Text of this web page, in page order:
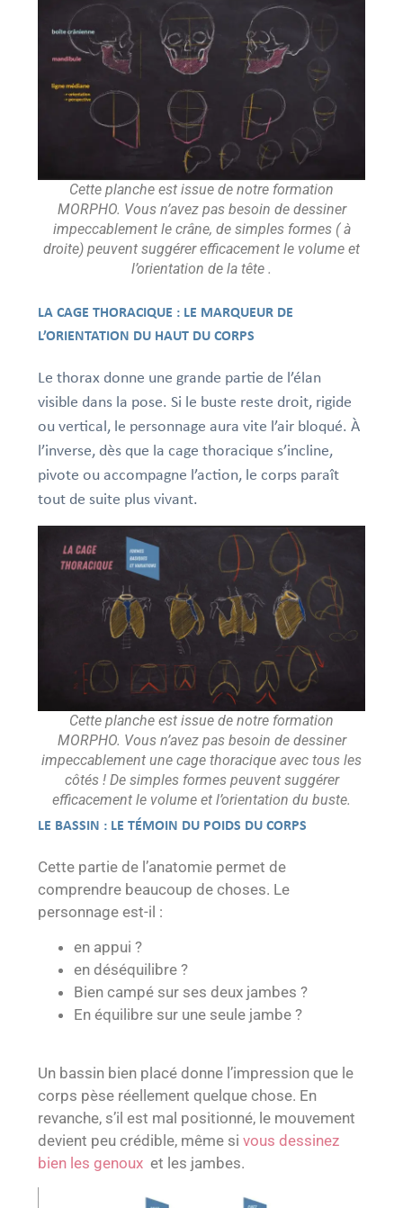
Cette planche est issue de notre formation
MORPHO. Vous n’avez pas besoin de dessiner
impeccablement le crâne, de simples formes ( à
droite) peuvent suggérer efficacement le volume et
l’orientation de la tête .
LA CAGE THORACIQUE : LE MARQUEUR DE
L’ORIENTATION DU HAUT DU CORPS
Le thorax donne une grande partie de l’élan
visible dans la pose. Si le buste reste droit, rigide
ou vertical, le personnage aura vite l’air bloqué. À
l’inverse, dès que la cage thoracique s’incline,
pivote ou accompagne l’action, le corps paraît
tout de suite plus vivant.
Cette planche est issue de notre formation
MORPHO. Vous n’avez pas besoin de dessiner
impeccablement une cage thoracique avec tous les
côtés ! De simples formes peuvent suggérer
efficacement le volume et l’orientation du buste.
LE BASSIN : LE TÉMOIN DU POIDS DU CORPS
Cette partie de l’anatomie permet de
comprendre beaucoup de choses. Le
personnage est-il :
en appui ?
en déséquilibre ?
Bien campé sur ses deux jambes ?
En équilibre sur une seule jambe ?
Un bassin bien placé donne l’impression que le
corps pèse réellement quelque chose. En
revanche, s’il est mal positionné, le mouvement
devient peu crédible, même sivous dessinez
bien les genoux et les jambes.